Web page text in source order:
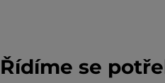
Řídíme se